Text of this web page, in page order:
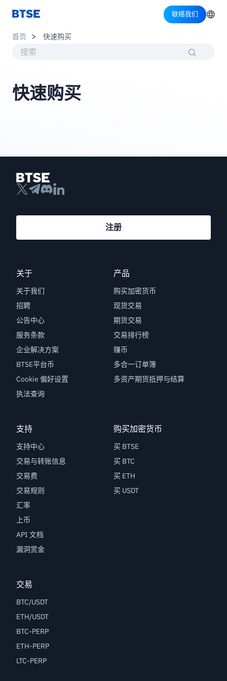
联络我们
首页 快速购买
快速购买
关于
关于我们
招聘
公告中心
服务条款
企业解决方案
BTSE平台币
Cookie 偏好设置
执法查询
产品
购买加密货币
现货交易
期货交易
交易排行榜
赚币
多合一订单簿
多资产期货抵押与结算
支持
支持中心
交易与转账信息
交易费
交易规则
汇率
上币
API 文档
漏洞赏金
购买加密货币
买 BTSE
买 BTC
买 ETH
买 USDT
交易
BTC/USDT
ETH/USDT
BTC-PERP
ETH-PERP
LTC-PERP
注册